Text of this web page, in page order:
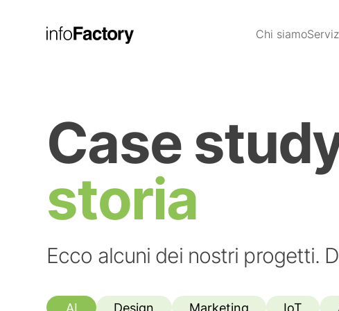
Chi siamo
Case
storia
Ecco alcuni dei nostri progetti.
AI Design Marketing IoT